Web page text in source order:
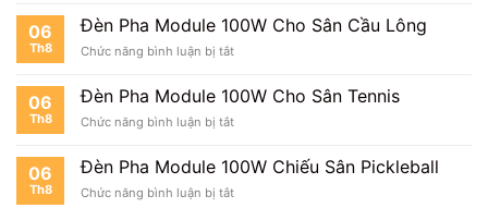
Sân
Mini
06
Th8
Đèn Pha Module 100W Cho Sân Cầu Lông
Chức năng bình luận bị tắtở
Pha
Module
100W
Sân
Lông
06
Th8
Đèn Pha Module 100W Cho Sân Tennis
Chức năng bình luận bị tắtở
Pha
Module
100W
06
Th8
Đèn Pha Module 100W Chiếu Sân Pickleball
Chức năng bình luận bị tắtở